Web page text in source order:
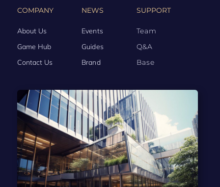
COMPANY
About Us
Game Hub
Contact Us
NEWS
Events
Guides
Brand
SUPPORT
Team
Q&A
Base